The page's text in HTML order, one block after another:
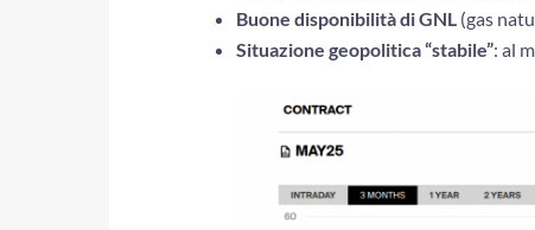
Buone disponibilità di GNL (gas
Situazione geopolitica “stabile”: al